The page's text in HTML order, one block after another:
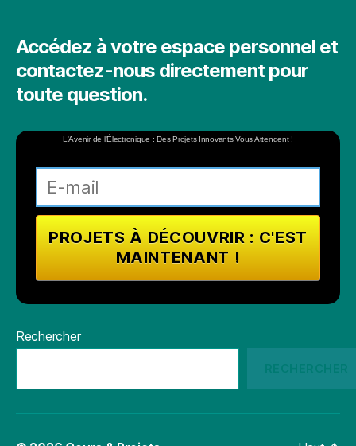
Accédez à votre espace personnel et
contactez-nous directement pour
toute question.
L'Avenir de l'Électronique : Des Projets Innovants Vous Attendent !
Rechercher